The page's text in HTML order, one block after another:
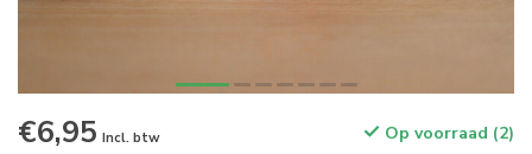
€6,95 Incl. btw Op voorraad (2)